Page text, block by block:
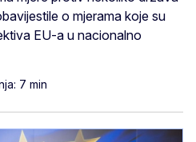
o mjerama koje su
EU-a u nacionalno
7 min